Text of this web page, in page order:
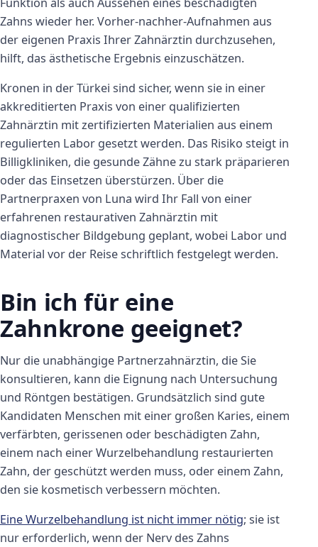
Zahns wieder her. Vorher-nachher-Aufnahmen aus
der eigenen Praxis Ihrer Zahnärztin durchzusehen,
hilft, das ästhetische Ergebnis einzuschätzen.
Kronen in der Türkei sind sicher, wenn sie in einer
akkreditierten Praxis von einer qualifizierten
Zahnärztin mit zertifizierten Materialien aus einem
regulierten Labor gesetzt werden. Das Risiko steigt in
Billigkliniken, die gesunde Zähne zu stark präparieren
oder das Einsetzen überstürzen. Über die
Partnerpraxen von Luna wird Ihr Fall von einer
erfahrenen restaurativen Zahnärztin mit
diagnostischer Bildgebung geplant, wobei Labor und
Material vor der Reise schriftlich festgelegt werden.
Bin ich für eine
Zahnkrone geeignet?
Nur die unabhängige Partnerzahnärztin, die Sie
konsultieren, kann die Eignung nach Untersuchung
und Röntgen bestätigen. Grundsätzlich sind gute
Kandidaten Menschen mit einer großen Karies, einem
verfärbten, gerissenen oder beschädigten Zahn,
einem nach einer Wurzelbehandlung restaurierten
Zahn, der geschützt werden muss, oder einem Zahn,
den sie kosmetisch verbessern möchten.
Eine Wurzelbehandlung ist nicht immer nötig; sie ist
nur erforderlich, wenn der Nerv des Zahns